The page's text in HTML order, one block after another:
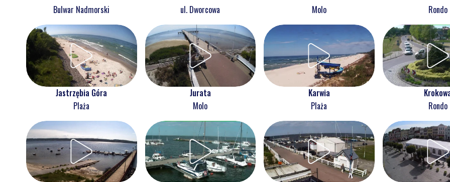
Bulwar Nadmorski
ul. Dworcowa
Molo
Rondo
Jastrzębia Góra
Plaża
Jurata
Molo
Karwia
Plaża
Rondo